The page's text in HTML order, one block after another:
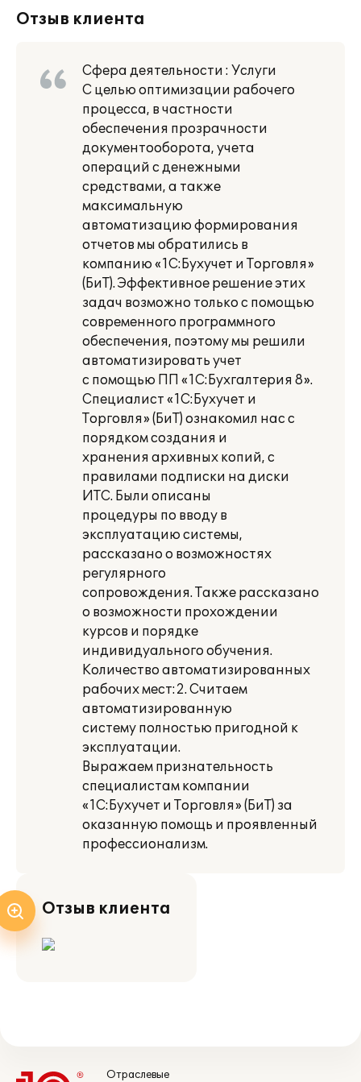
Отзыв клиента
Сфера деятельности : Услуги
С целью оптимизации рабочего
процесса, в частности
обеспечения прозрачности
документооборота, учета
операций с денежными
средствами, а также
максимальную
автоматизацию формирования
отчетов мы обратились в
компанию «1С:Бухучет и Торговля»
(БиТ). Эффективное решение этих
задач возможно только с помощью
современного программного
обеспечения, поэтому мы решили
автоматизировать учет
с помощью ПП «1С:Бухгалтерия 8».
Специалист «1С:Бухучет и
Торговля» (БиТ) ознакомил нас с
порядком создания и
хранения архивных копий, с
правилами подписки на диски
ИТС. Были описаны
процедуры по вводу в
эксплуатацию системы,
рассказано о возможностях
регулярного
сопровождения. Также рассказано
о возможности прохождении
курсов и порядке
индивидуального обучения.
Количество автоматизированных
рабочих мест:2. Считаем
автоматизированную
систему полностью пригодной к
эксплуатации.
Выражаем признательность
специалистам компании
«1С:Бухучет и Торговля» (БиТ) за
оказанную помощь и проявленный
профессионализм.
Отзыв клиента
Отраслевые